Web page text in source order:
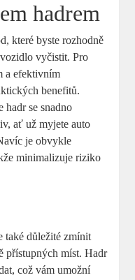
hadrem
které byste rozhodně
vyčistit. Pro
a efektivním
benefitů.
hadr se snadno
ať už myjete auto
je obvykle
minimalizuje riziko
také důležité zmínit
přístupných míst. Hadr
což vám umožní